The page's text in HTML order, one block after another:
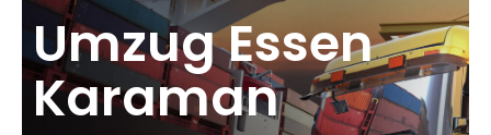
Umzug Essen
Karaman